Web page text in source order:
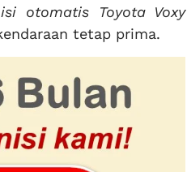
otomatis Toyota Voxy
tetap prima.